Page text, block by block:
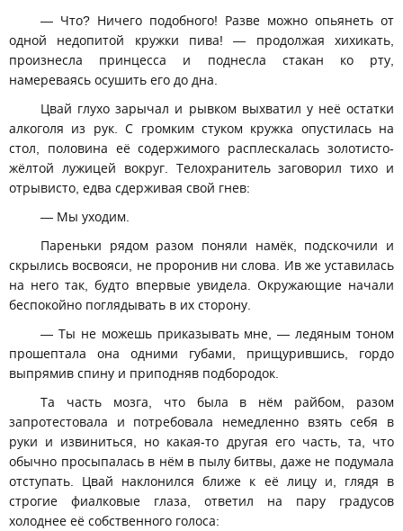
— Что? Ничего подобного! Разве можно опьянеть от
одной недопитой кружки пива! — продолжая хихикать,
произнесла принцесса и поднесла стакан ко рту,
намереваясь осушить его до дна.
Цвай глухо зарычал и рывком выхватил у неё остатки
алкоголя из рук. С громким стуком кружка опустилась на
стол, половина её содержимого расплескалась золотисто-
жёлтой лужицей вокруг. Телохранитель заговорил тихо и
отрывисто, едва сдерживая свой гнев:
— Мы уходим.
Пареньки рядом разом поняли намёк, подскочили и
скрылись восвояси, не проронив ни слова. Ив же уставилась
на него так, будто впервые увидела. Окружающие начали
беспокойно поглядывать в их сторону.
— Ты не можешь приказывать мне, — ледяным тоном
прошептала она одними губами, прищурившись, гордо
выпрямив спину и приподняв подбородок.
Та часть мозга, что была в нём райбом, разом
запротестовала и потребовала немедленно взять себя в
руки и извиниться, но какая-то другая его часть, та, что
обычно просыпалась в нём в пылу битвы, даже не подумала
отступать. Цвай наклонился ближе к её лицу и, глядя в
строгие фиалковые глаза, ответил на пару градусов
холоднее её собственного голоса: